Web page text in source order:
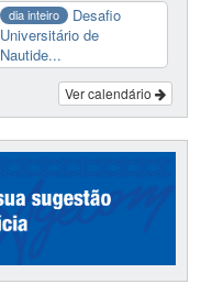
dia inteiro
Desafio
Universitário de
Nautide...
Ver calendário